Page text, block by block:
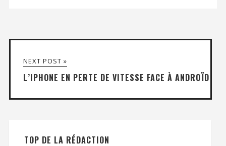
NEXT POST »
L’IPHONE EN PERTE DE VITESSE FACE À ANDROÏD
TOP DE LA RÉDACTION